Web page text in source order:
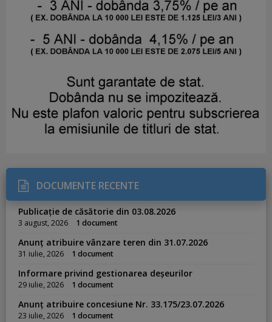
DOCUMENTE RECENTE
Publicație de căsătorie din 03.08.2026
3 august, 2026 1 document
Anunț atribuire vânzare teren din 31.07.2026
31 iulie, 2026 1 document
Informare privind gestionarea deșeurilor
29 iulie, 2026 1 document
Anunț atribuire concesiune Nr. 33.175/23.07.2026
23 iulie, 2026 1 document